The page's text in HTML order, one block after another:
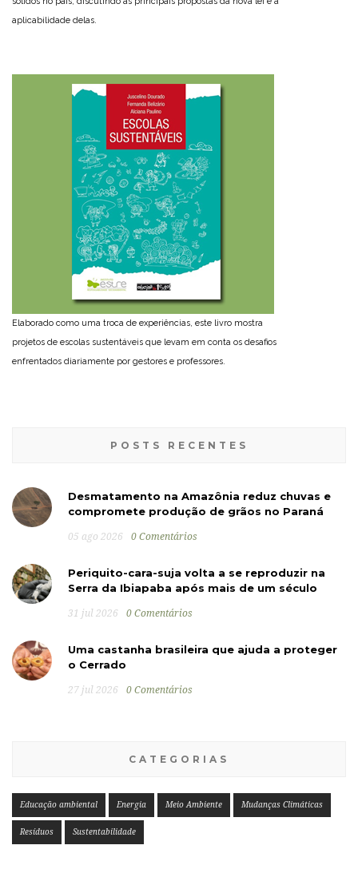
aplicabilidade delas.
Elaborado como uma troca de experiências, este livro mostra
projetos de escolas sustentáveis que levam em conta os desafios
enfrentados diariamente por gestores e professores.
POSTS RECENTES
Desmatamento na Amazônia reduz chuvas e
compromete produção de grãos no Paraná
05 ago 2026 0 Comentários
Periquito-cara-suja volta a se reproduzir na
Serra da Ibiapaba após mais de um século
31 jul 2026 0 Comentários
Uma castanha brasileira que ajuda a proteger
o Cerrado
27 jul 2026 0 Comentários
CATEGORIAS
Educação ambiental Energia Meio Ambiente Mudanças Climáticas
Resíduos Sustentabilidade